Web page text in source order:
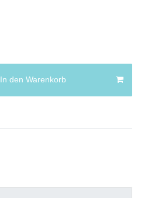
In den Warenkorb